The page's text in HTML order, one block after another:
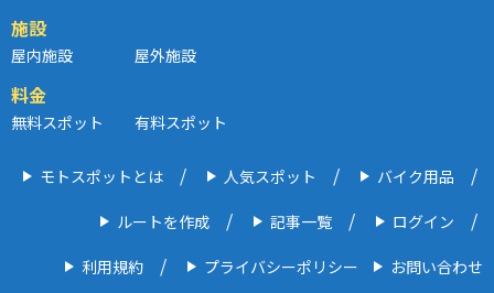
施設
屋内施設 屋外施設
料金
無料スポット 有料スポット
モトスポットとは 人気スポット バイク用品
ルートを作成 記事一覧 ログイン
利用規約 プライバシーポリシー お問い合わせ